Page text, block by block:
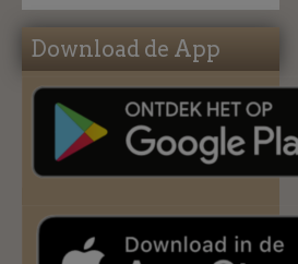
Download de App